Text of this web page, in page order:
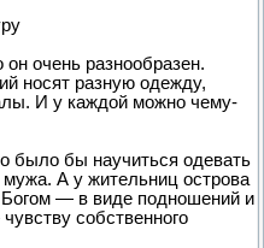
очень разнообразен.
носят разную одежду,
И у каждой можно чему-
было бы научиться одевать
А у жительниц острова
— в виде подношений и
собственного